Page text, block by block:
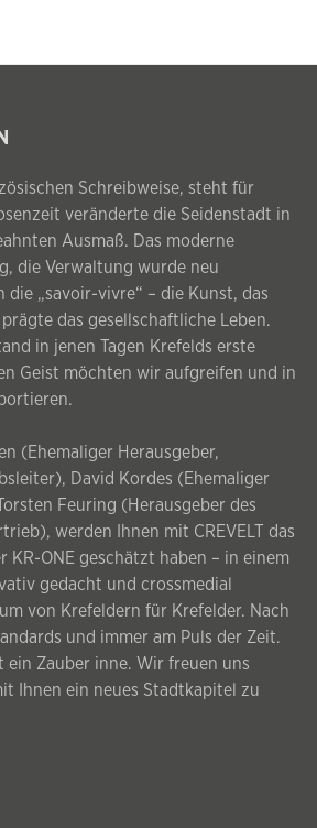
Schreibweise, steht für
veränderte die Seidenstadt in
Ausmaß. Das moderne
die Verwaltung wurde neu
„savoir-vivre“ – die Kunst, das
prägte das gesellschaftliche Leben.
in jenen Tagen Krefelds erste
Geist möchten wir aufgreifen und in
(Ehemaliger Herausgeber,
David Kordes (Ehemaliger
Feuring (Herausgeber des
werden Ihnen mit CREVELT das
KR-ONE geschätzt haben – in einem
gedacht und crossmedial
von Krefeldern für Krefelder. Nach
und immer am Puls der Zeit.
ein Zauber inne. Wir freuen uns
Ihnen ein neues Stadtkapitel zu